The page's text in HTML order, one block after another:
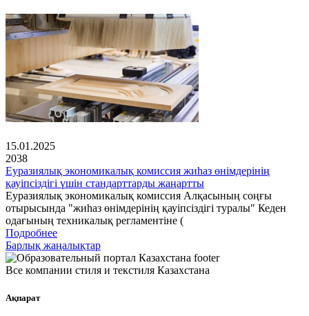
15.01.2025
2038
Еуразиялық экономикалық комиссия жиһаз өнімдерінің
қауіпсіздігі үшін стандарттарды жаңартты
Еуразиялық экономикалық комиссия Алқасының соңғы
отырысында "жиһаз өнімдерінің қауіпсіздігі туралы" Кеден
одағының техникалық регламентіне (
Подробнее
Барлық жаңалықтар
Все компании стиля и текстиля Казахстана
Ақпарат